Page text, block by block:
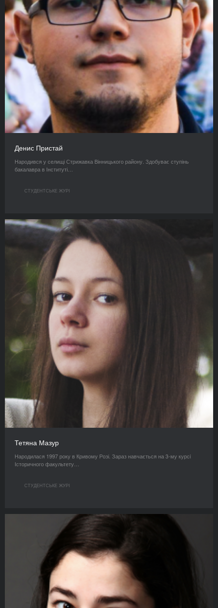
Денис Пристай
Народився у селищі Стрижавка Вінницького району. Здобуває ступінь
бакалавра в Інституті…
СТУДЕНТСЬКЕ ЖУРІ
Тетяна Мазур
Народилася 1997 року в Кривому Розі. Зараз навчається на 3-му курсi
Історичного факультету…
СТУДЕНТСЬКЕ ЖУРІ